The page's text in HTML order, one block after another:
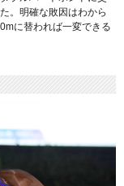
。明確な敗因はわから
に替われば一変できる